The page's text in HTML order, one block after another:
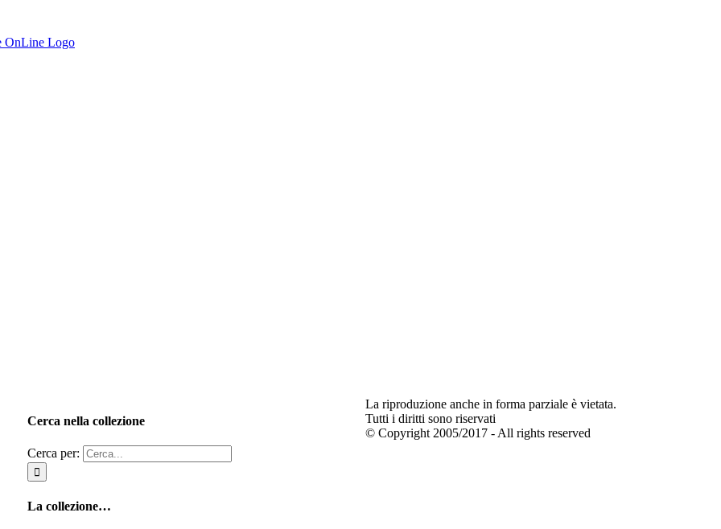
Cerca nella collezione
Cerca per:
La collezione…
La riproduzione anche in forma parziale è vietata.
Tutti i diritti sono riservati
© Copyright 2005/2017 - All rights reserved